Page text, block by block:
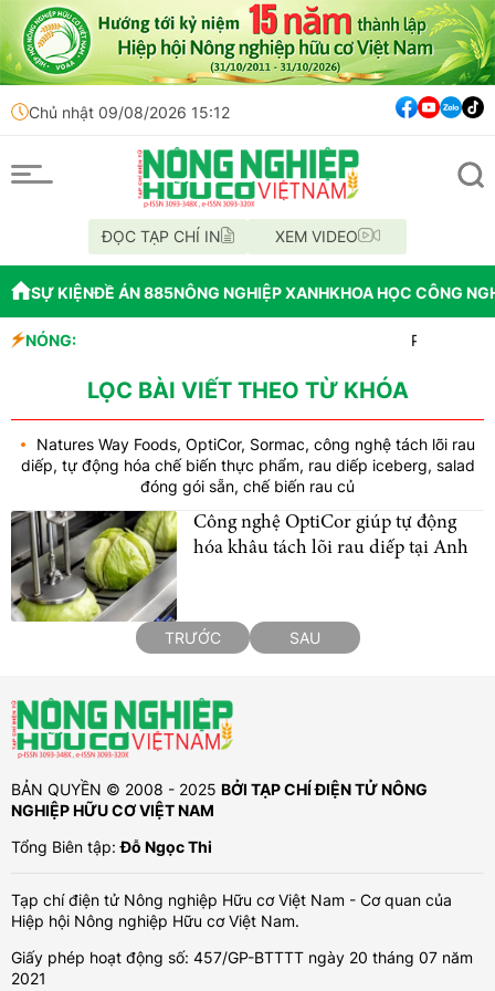
Chủ nhật 09/08/2026 15:12
ĐỌC TẠP CHÍ IN XEM VIDEO
SỰ KIỆNĐỀ ÁN 885NÔNG NGHIỆP XANHKHOA HỌC CÔNG
NÓNG:
Phân Bón
Mùa xanh
LỌC BÀI VIẾT THEO TỪ KHÓA
Natures Way Foods, OptiCor, Sormac, công nghệ tách lõi rau
diếp, tự động hóa chế biến thực phẩm, rau diếp iceberg, salad
đóng gói sẵn, chế biến rau củ
Công nghệ OptiCor giúp tự động
hóa khâu tách lõi rau diếp tại Anh
TRƯỚC SAU
BẢN QUYỀN © 2008 - 2025 BỞI TẠP CHÍ ĐIỆN TỬ NÔNG
NGHIỆP HỮU CƠ VIỆT NAM
Tổng Biên tập:Đỗ Ngọc Thi
Tạp chí điện tử Nông nghiệp Hữu cơ Việt Nam - Cơ quan của
Hiệp hội Nông nghiệp Hữu cơ Việt Nam.
Giấy phép hoạt động số: 457/GP-BTTTT ngày 20 tháng 07 năm
2021